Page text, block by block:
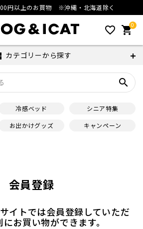
円以上のお買物 ※沖縄・北海道除く
favorite_outline 0
shopping_cart
カテゴリーから探す
search
冷感ベッド
シニア特集
お出かけグッズ キャンペーン
会員登録
イトでは会員登録していただ
お買い物ができます。